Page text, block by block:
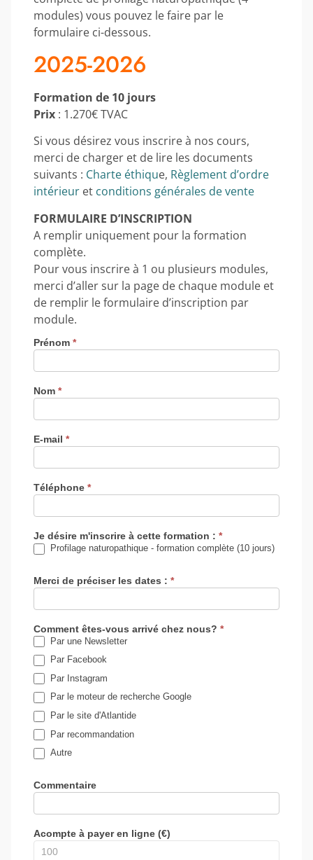
modules) vous pouvez le faire par le
formulaire ci-dessous.
2025-2026
Formation de 10 jours
Prix : 1.270€ TVAC
Si vous désirez vous inscrire à nos cours,
merci de charger et de lire les documents
suivants : Charte éthique, Règlement d’ordre
intérieur et conditions générales de vente
FORMULAIRE D’INSCRIPTION
A remplir uniquement pour la formation
complète.
Pour vous inscrire à 1 ou plusieurs modules,
merci d’aller sur la page de chaque module et
de remplir le formulaire d’inscription par
module.
Prénom *
Nom *
E-mail *
Téléphone *
Je désire m'inscrire à cette formation : *
Profilage naturopathique - formation complète (10 jours)
Merci de préciser les dates : *
Comment êtes-vous arrivé chez nous? *
Par une Newsletter
Par Facebook
Par Instagram
Par le moteur de recherche Google
Par le site d'Atlantide
Par recommandation
Autre
Commentaire
Acompte à payer en ligne (€)